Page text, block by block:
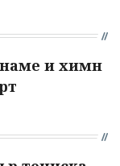
и химн